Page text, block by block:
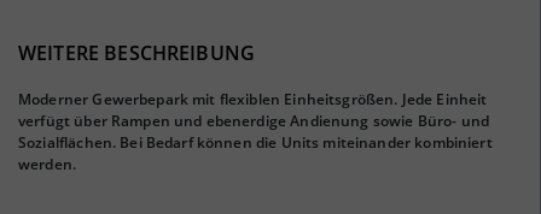
WEITERE BESCHREIBUNG
Moderner Gewerbepark mit flexiblen Einheitsgrößen. Jede Einheit
verfügt über Rampen und ebenerdige Andienung sowie Büro- und
Sozialflächen. Bei Bedarf können die Units miteinander kombiniert
werden.